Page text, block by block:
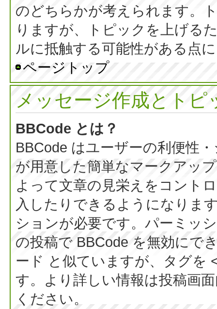
のどちらかが考えられます。
りますが、トピックを上げる
ルに抵触する可能性がある点
ページトップ
メッセージ作成とトピ
BBCode とは？
BBCode はユーザーの利便性
が用意した簡単なマークアッ
よって文章の見栄えをコント
入したりできるようになりま
ションが必要です。パーミッ
の投稿で BBCode を無効にで
ード と似ていますが、タグを
す。より詳しい情報は投稿画
ください。